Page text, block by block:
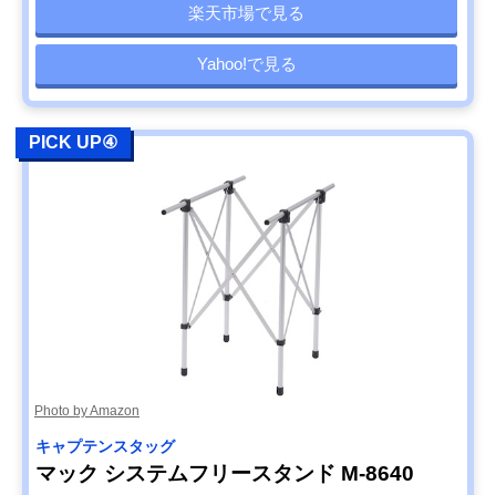
楽天市場で見る
Yahoo!で見る
PICK UP④
Photo by Amazon
キャプテンスタッグ
マック システムフリースタンド M-8640